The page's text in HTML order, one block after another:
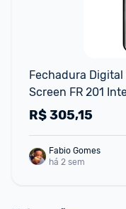
Fechadura Digital
Screen FR 201
R$305,15
Fabio Gomes
há 2 sem